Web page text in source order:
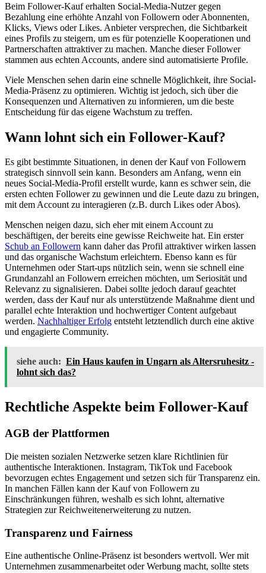
Beim Follower-Kauf erhalten Social-Media-Nutzer gegen
Bezahlung eine erhöhte Anzahl von Followern oder Abonnenten,
Klicks, Views oder Likes. Anbieter versprechen, die Sichtbarkeit
eines Profils zu steigern, um es für potenzielle Kooperationen und
Partnerschaften attraktiver zu machen. Manche dieser Follower
stammen aus echten Accounts, andere sind automatisierte Profile.
Viele Menschen sehen darin eine schnelle Möglichkeit, ihre Social-
Media-Präsenz zu optimieren. Wichtig ist jedoch, sich über die
Konsequenzen und Alternativen zu informieren, um die beste
Entscheidung für das eigene Wachstum zu treffen.
Wann lohnt sich ein Follower-Kauf?
Es gibt bestimmte Situationen, in denen der Kauf von Followern
strategisch sinnvoll sein kann. Besonders am Anfang, wenn ein
neues Social-Media-Profil erstellt wurde, kann es schwer sein, die
ersten echten Follower zu gewinnen und die Leute dazu zu bringen,
mit dem Account zu interagieren (z.B. durch Likes oder Abos).
Menschen neigen dazu, sich eher mit einem Account zu
beschäftigen, der bereits eine gewisse Reichweite hat. Ein erster
Schub an Followern kann daher das Profil attraktiver wirken lassen
und das organische Wachstum erleichtern. Ebenso kann es für
Unternehmen oder Start-ups nützlich sein, wenn sie schnell eine
Grundanzahl an Followern erreichen möchten, um Seriosität und
Relevanz zu signalisieren. Dabei sollte jedoch darauf geachtet
werden, dass der Kauf nur als unterstützende Maßnahme dient und
parallel echte Interaktion und hochwertiger Content aufgebaut
werden. Nachhaltiger Erfolg entsteht letztendlich durch eine aktive
und engagierte Community.
siehe auch: Ein Haus kaufen in Ungarn als Altersruhesitz -
lohnt sich das?
Rechtliche Aspekte beim Follower-Kauf
AGB der Plattformen
Die meisten sozialen Netzwerke setzen klare Richtlinien für
authentische Interaktionen. Instagram, TikTok und Facebook
bevorzugen echtes Engagement und setzen sich für Transparenz ein.
In manchen Fällen kann der Kauf von Followern zu
Einschränkungen führen, weshalb es sich lohnt, alternative
Strategien zur Reichweitenerweiterung zu nutzen.
Transparenz und Fairness
Eine authentische Online-Präsenz ist besonders wertvoll. Wer mit
Unternehmen zusammenarbeitet oder Werbung macht, sollte stets